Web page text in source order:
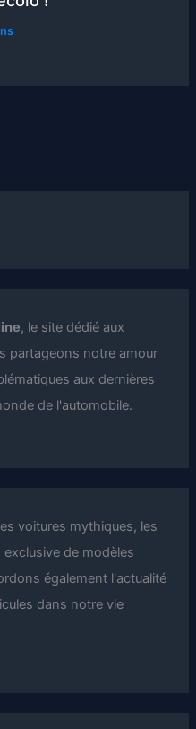
, le site dédié aux
partageons notre amour
aux dernières
de l'automobile.
voitures mythiques, les
de modèles
également l'actualité
dans notre vie